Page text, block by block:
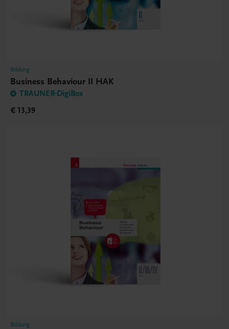
Bildung
Business Behaviour II HAK
TRAUNER-DigiBox
€ 13,39
Bildung